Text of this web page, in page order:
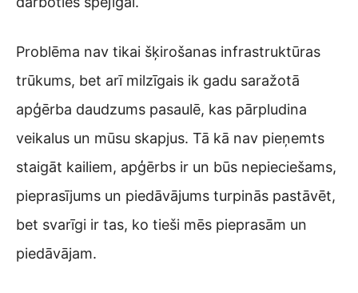
Problēma nav tikai šķirošanas infrastruktūras
trūkums, bet arī milzīgais ik gadu saražotā
apģērba daudzums pasaulē, kas pārpludina
veikalus un mūsu skapjus. Tā kā nav pieņemts
staigāt kailiem, apģērbs ir un būs nepieciešams,
pieprasījums un piedāvājums turpinās pastāvēt,
bet svarīgi ir tas, ko tieši mēs pieprasām un
piedāvājam.